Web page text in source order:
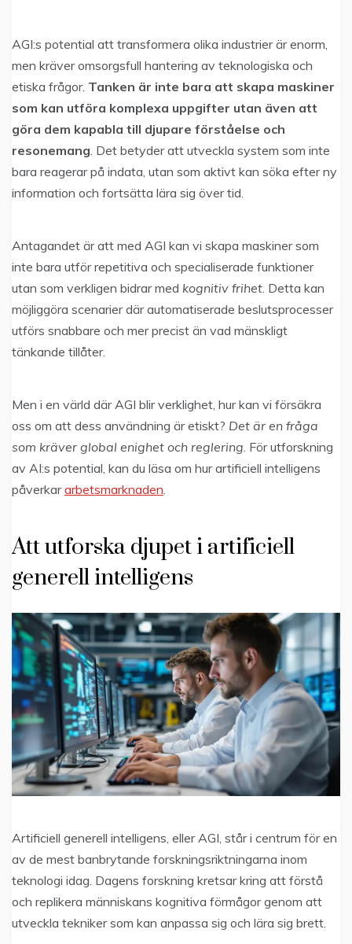
AGI:s potential att transformera olika industrier är enorm,
men kräver omsorgsfull hantering av teknologiska och
etiska frågor. Tanken är inte bara att skapa maskiner
som kan utföra komplexa uppgifter utan även att
göra dem kapabla till djupare förståelse och
resonemang . Det betyder att utveckla system som inte
bara reagerar på indata, utan som aktivt kan söka efter ny
information och fortsätta lära sig över tid.
Antagandet är att med AGI kan vi skapa maskiner som
inte bara utför repetitiva och specialiserade funktioner
utan som verkligen bidrar med kognitiv frihet . Detta kan
möjliggöra scenarier där automatiserade beslutsprocesser
utförs snabbare och mer precist än vad mänskligt
tänkande tillåter.
Men i en värld där AGI blir verklighet, hur kan vi försäkra
oss om att dess användning är etiskt? Det är en fråga
som kräver global enighet och reglering . För utforskning
av AI:s potential, kan du läsa om hur artificiell intelligens
påverkararbetsmarknaden
Att utforska djupet i artificiell
generell intelligens
Artificiell generell intelligens, eller AGI, står i centrum för en
av de mest banbrytande forskningsriktningarna inom
teknologi idag. Dagens forskning kretsar kring att förstå
och replikera människans kognitiva förmågor genom att
utveckla tekniker som kan anpassa sig och lära sig brett.